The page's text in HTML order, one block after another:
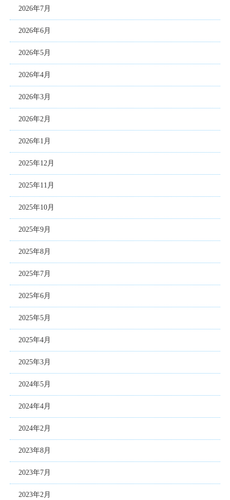
2026年7月
2026年6月
2026年5月
2026年4月
2026年3月
2026年2月
2026年1月
2025年12月
2025年11月
2025年10月
2025年9月
2025年8月
2025年7月
2025年6月
2025年5月
2025年4月
2025年3月
2024年5月
2024年4月
2024年2月
2023年8月
2023年7月
2023年2月